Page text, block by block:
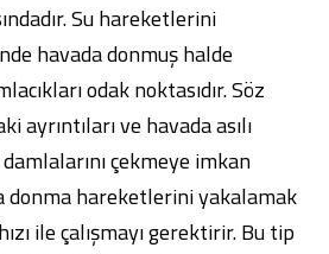
Su hareketlerini
havada donmuş halde
odak noktasıdır. Söz
ayrıntıları ve havada asılı
çekmeye imkan
donma hareketlerini yakalamak
ile çalışmayı gerektirir. Bu tip